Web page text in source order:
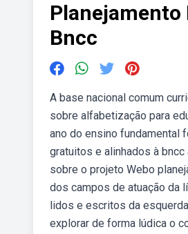
Planejamento
Bncc
A base nacional comum
sobre alfabetização para
ano do ensino fundamental
gratuitos e alinhados à
sobre o projeto Webo
dos campos de atuação da
lidos e escritos da
explorar de forma lúdica o